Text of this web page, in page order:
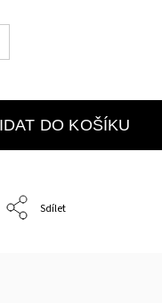
DO KOŠÍKU
Sdílet